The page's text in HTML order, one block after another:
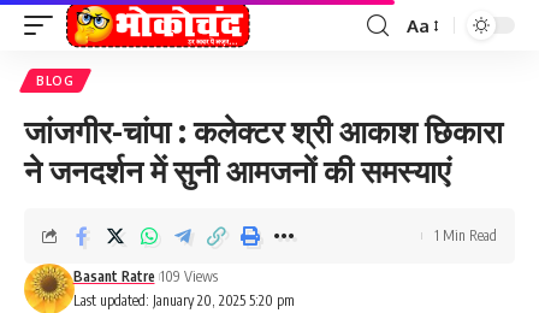
Font
Aa
BLOG
जांजगीर-चांपा : कलेक्टर श्री आकाश छिकारा
ने जनदर्शन में सुनी आमजनों की समस्याएं
Last updated: January 20, 2025 5:20 pm
Basant Ratre 109 Views
1 Min Read